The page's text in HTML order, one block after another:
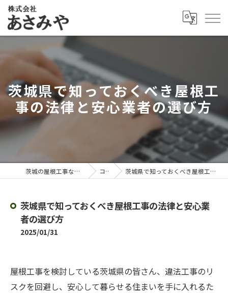
茨城県で知っておくべき屋根工
事の法律と安心業者の選び方
茨城の屋根工事なら株式会社あさみや コラム 茨城県で知っておくべき屋根工事の法律と安心業者の選び方
茨城県で知っておくべき屋根工事の法律と安心業
者の選び方
2025/01/31
屋根工事を検討している茨城県の皆さん、違法工事のリ
スクを回避し、安心して暮らせる住まいを手に入れるた